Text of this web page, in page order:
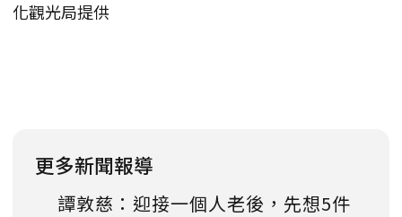
化觀光局提供
更多新聞報導
譚敦慈：迎接一個人老後，先想5件